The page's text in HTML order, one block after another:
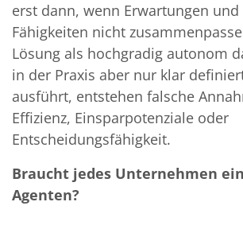
erst dann, wenn Erwartungen
Fähigkeiten nicht
Lösung als hochgradig autonom
in der Praxis aber nur klar
ausführt, entstehen falsche
Effizienz, Einsparpotenziale oder
Entscheidungsfähigkeit.
Braucht jedes Unternehmen
Agenten?